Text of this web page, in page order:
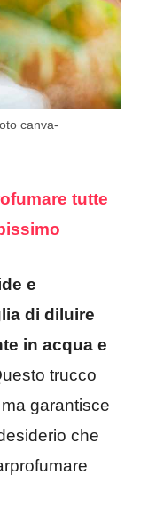
canva-
tutte
e
di diluire
in acqua e
trucco
garantisce
che